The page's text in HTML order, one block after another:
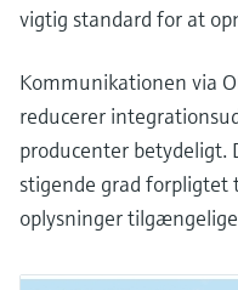
vigtig standard for at
Kommunikationen via
reducerer
producenter betydeligt.
stigende grad forpligtet
oplysninger